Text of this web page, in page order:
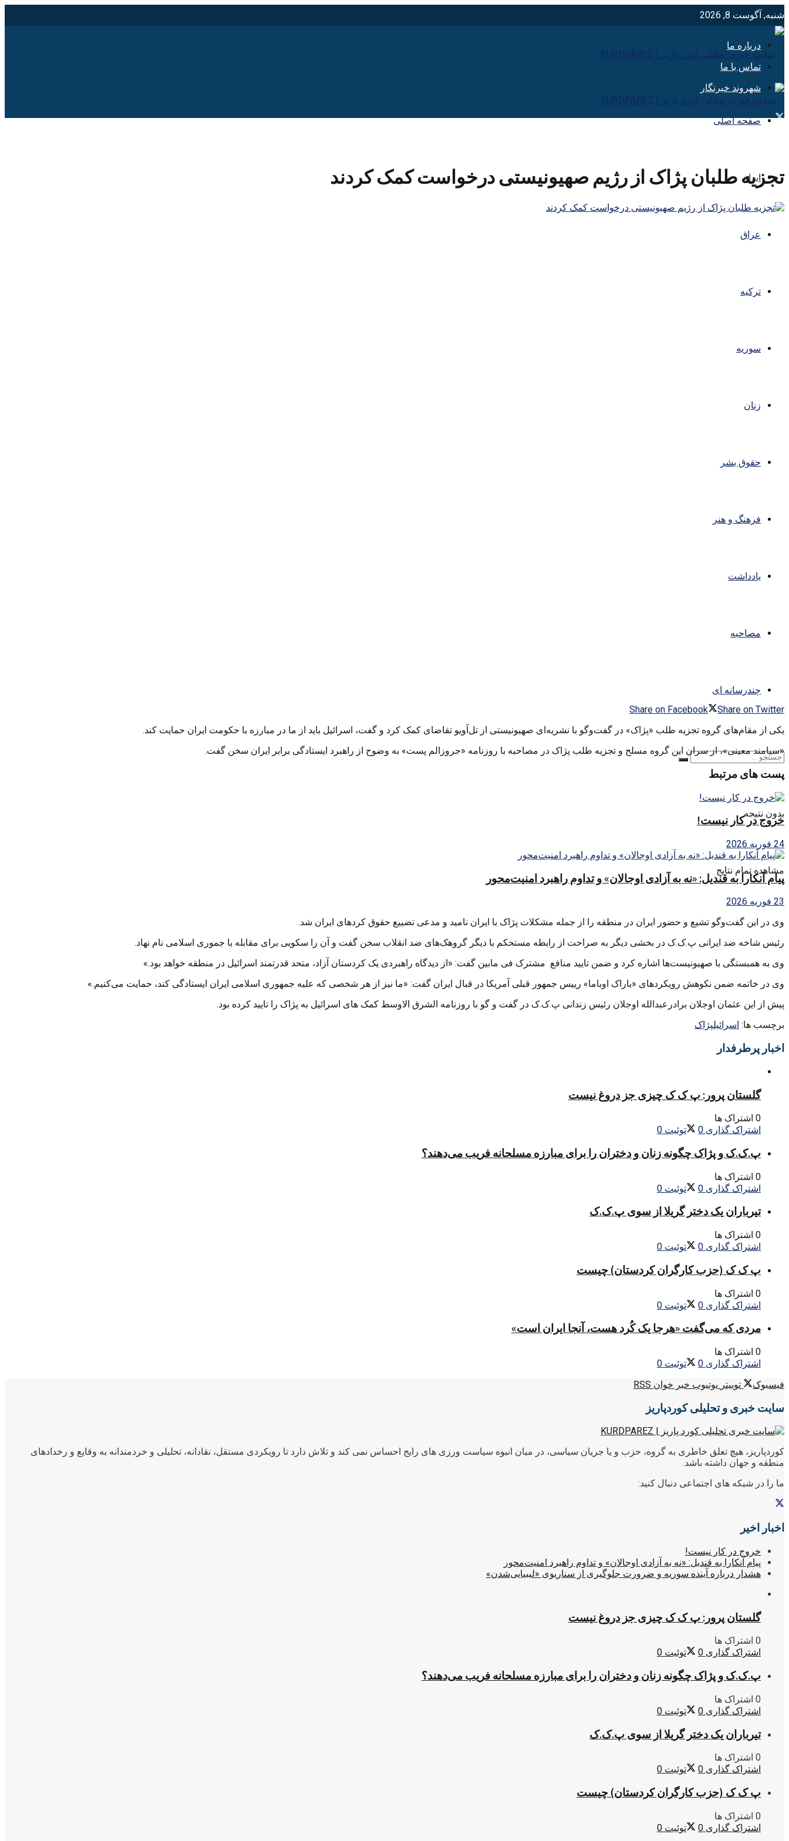
شنبه, آگوست 8, 2026
درباره ما
تماس با ما
شهروند خبرنگار
صفحه اصلی
ایران
عراق
ترکیه
سوریه
زنان
حقوق بشر
فرهنگ و هنر
یادداشت
مصاحبه
چندرسانه ای
بدون نتیجه
مشاهده تمام نتایج
تجزیه طلبان پژاک از رژیم صهیونیستی درخواست کمک کردند
Share on Facebook
Share on Twitter
یکی از مقام‌های گروه تجزیه طلب «پژاک» در گفت‌و‌گو با نشریه‌‌ای صهیونیستی از تل‌آویو تقاضای کمک کرد و گفت، اسرائیل باید از ما در مبارزه با حکومت ایران حمایت کند.
«سیامند معینی»، از سران این گروه مسلح و تجزیه طلب پژاک در مصاحبه با روزنامه «جروزالم پست» به وضوح از راهبرد ایستادگی برابر ایران سخن گفت.
پست های مرتبط
خروج در کار نیست!
24 فوریه 2026
پیام آنکارا به قندیل: «نه به آزادی اوجالان» و تداوم راهبرد امنیت‌محور
23 فوریه 2026
وی در این گفت‌‌و‌گو تشیع و حضور ایران در منطقه را از جمله مشکلات پژاک با ایران نامید و مدعی تضییع حقوق کردهای ایران شد.
رئیس شاخه ضد ایرانی پ.ک.ک در بخشی دیگر به صراحت از رابطه مستحکم با دیگر گروهک‌های ضد انقلاب سخن گفت و آن را سکویی برای مقابله با جموری اسلامی نام نهاد.
وی به همبستگی با صهیونیست‌‌ها اشاره کرد و ضمن تایید منافع مشترک فی مابین گفت: «از دیدگاه راهبردی یک کردستان آزاد، متحد قدرتمند اسرائیل در منطقه خواهد بود.»
وی در خاتمه ضمن نکوهش رویکردهای «باراک اوباما» رییس جمهور قبلی آمریکا در قبال ایران گفت: «ما نیز از هر شخصی که علیه جمهوری اسلامی ایران ایستادگی کند، حمایت می‌کنیم.»
پیش از این عثمان اوجلان برادرعبدالله اوجلان رئیس زندانی پ.ک.ک در گفت و گو با روزنامه الشرق الاوسط کمک های اسرائیل به پژاک را تایید کرده بود.
برچسب ها: اسرائیلپژاک
اخبار پرطرفدار
گلستان پرور: پ ک ک چیزی جز دروغ نیست
0 اشتراک ها
اشتراک گذاری 0 توئیت 0
پ.ک.ک و پژاک چگونه زنان و دختران را برای مبارزه مسلحانه فریب می‌دهند؟
0 اشتراک ها
اشتراک گذاری 0 توئیت 0
تیرباران یک دختر گریلا از سوی پ.ک.ک
0 اشتراک ها
اشتراک گذاری 0 توئیت 0
پ ک ک (حزب کارگران کردستان) چیست
0 اشتراک ها
اشتراک گذاری 0 توئیت 0
مردی که می‌گفت «هرجا یک کُرد هست، آنجا ایران است»
0 اشتراک ها
اشتراک گذاری 0 توئیت 0
فیسبوک
توییتر یوتیوب خبر خوان RSS
سایت خبری و تحلیلی کوردپاریز
کوردپاریز، هیچ تعلق خاطری به گروه، حزب و یا جریان سیاسی، در میان انبوه سیاست ورزی های رایج احساس نمی کند و تلاش دارد تا رویکردی مستقل، نقادانه، تحلیلی و خردمندانه به وقایع و رخدادهای
منطقه و جهان داشته باشد.
ما را در شبکه های اجتماعی دنبال کنید:
اخبار اخیر
خروج در کار نیست!
پیام آنکارا به قندیل: «نه به آزادی اوجالان» و تداوم راهبرد امنیت‌محور
هشدار درباره آینده سوریه و ضرورت جلوگیری از سناریوی «لیبیایی‌شدن»
گلستان پرور: پ ک ک چیزی جز دروغ نیست
0 اشتراک ها
اشتراک گذاری 0 توئیت 0
پ.ک.ک و پژاک چگونه زنان و دختران را برای مبارزه مسلحانه فریب می‌دهند؟
0 اشتراک ها
اشتراک گذاری 0 توئیت 0
تیرباران یک دختر گریلا از سوی پ.ک.ک
0 اشتراک ها
اشتراک گذاری 0 توئیت 0
پ ک ک (حزب کارگران کردستان) چیست
0 اشتراک ها
اشتراک گذاری 0 توئیت 0